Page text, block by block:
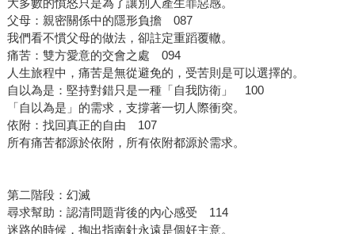
大多數的憤怒只是為了讓別人產生罪惡感。
父母：親密關係中的隱形負擔 087
我們看不慣父母的做法，卻註定重蹈覆轍。
痛苦：雙方愛意的交會之處 094
人生旅程中，痛苦是無從避免的，受苦則是可以選擇的。
自以為是：堅持對錯只是一種「自我防衛」 100
「自以為是」的需求，支撐著一切人際衝突。
依附：找回真正的自由 107
所有痛苦都源於依附，所有依附都源於需求。
第二階段：幻滅
尋求幫助：認清問題背後的內心感受 114
迷路的時候，掏出指南針永遠是個好主意。